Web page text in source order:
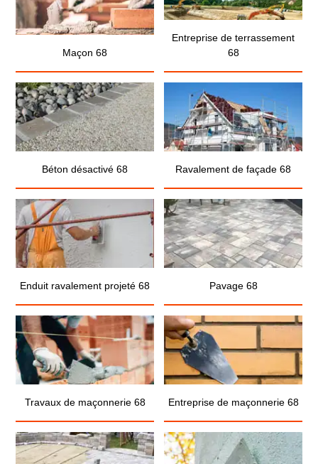
Maçon 68
Entreprise de terrassement
68
Béton désactivé 68 Ravalement de façade 68
Enduit ravalement projeté 68 Pavage 68
Travaux de maçonnerie 68 Entreprise de maçonnerie 68